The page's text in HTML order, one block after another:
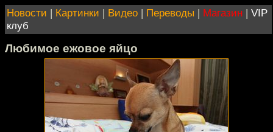
Новости | Картинки | Видео | Переводы | Магазин | VIP
клуб
Любимое ежовое яйцо